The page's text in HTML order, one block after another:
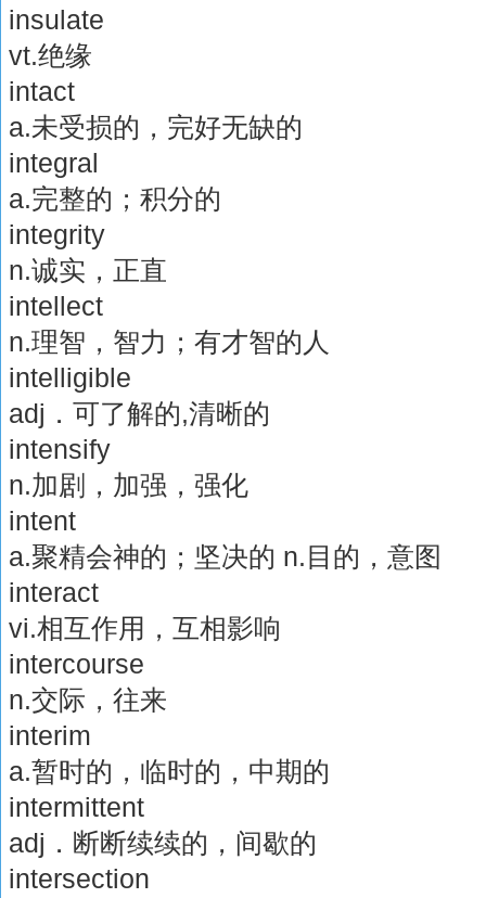
insulate
vt.绝缘
intact
a.未受损的，完好无缺的
integral
a.完整的；积分的
integrity
n.诚实，正直
intellect
n.理智，智力；有才智的人
intelligible
adj．可了解的,清晰的
intensify
n.加剧，加强，强化
intent
a.聚精会神的；坚决的 n.目的，意图
interact
vi.相互作用，互相影响
intercourse
n.交际，往来
interim
a.暂时的，临时的，中期的
intermittent
adj．断断续续的，间歇的
intersection